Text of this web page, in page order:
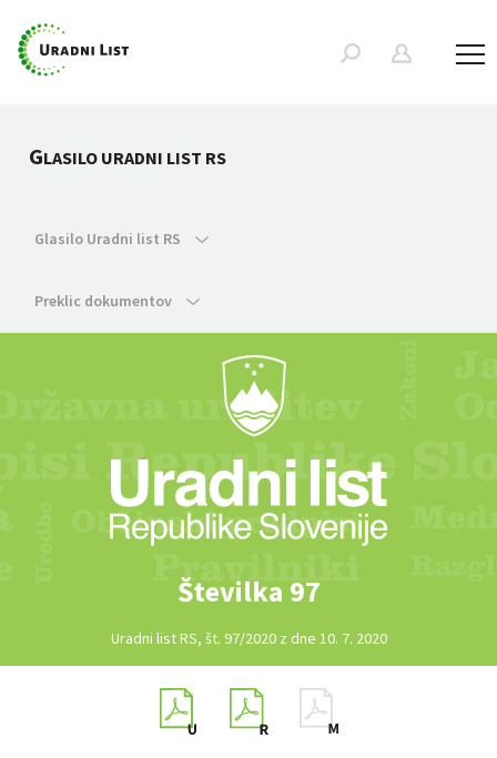
GLASILO URADNI LIST RS
Glasilo Uradni list RS
Preklic dokumentov
Številka 97
Uradni list RS, št. 97/2020 z dne 10. 7. 2020